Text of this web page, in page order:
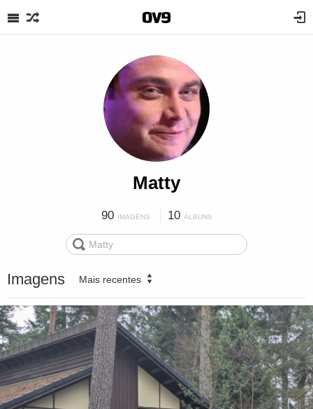
Matty
90 IMAGENS 10 ÁLBUNS
Imagens Mais recentes